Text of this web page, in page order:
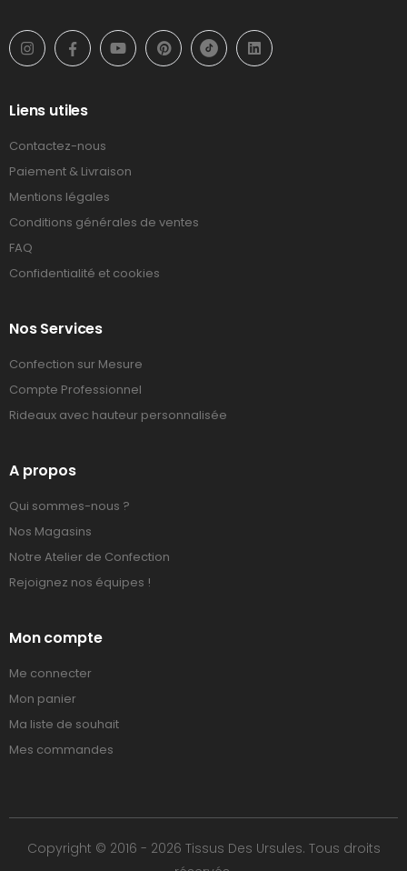
Liens utiles
Contactez-nous
Paiement & Livraison
Mentions légales
Conditions générales de ventes
FAQ
Confidentialité et cookies
Nos Services
Confection sur Mesure
Compte Professionnel
Rideaux avec hauteur personnalisée
A propos
Qui sommes-nous ?
Nos Magasins
Notre Atelier de Confection
Rejoignez nos équipes !
Mon compte
Me connecter
Mon panier
Ma liste de souhait
Mes commandes
Copyright © 2016 - 2026 Tissus Des Ursules. Tous droits